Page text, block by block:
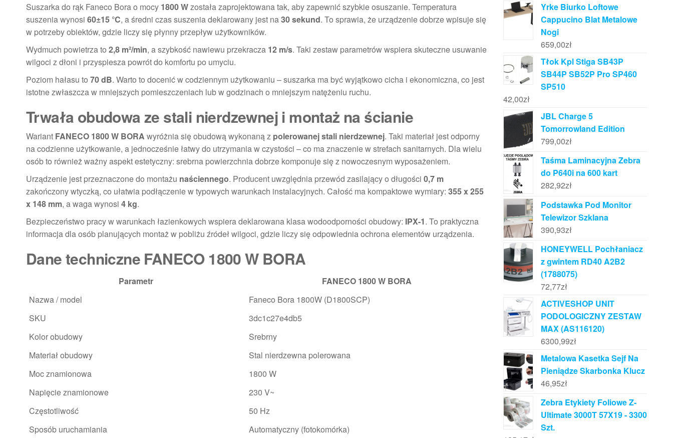
Suszarka do rąk Faneco Bora o mocy 1800 Wzostała zaprojektowana tak, aby zapewnić szybkie osuszanie. Temperatura
suszenia wynosi 60±15 °C, a średni czas suszenia deklarowany jest na30 sekund. To sprawia, że urządzenie dobrze wpisuje się
w potrzeby obiektów, gdzie liczy się płynny przepływ użytkowników.
Wydmuch powietrza to 2,8 m²/min, a szybkość nawiewu przekracza 12 m/s. Taki zestaw parametrów wspiera skuteczne usuwanie
wilgoci z dłoni i przyspiesza powrót do komfortu po umyciu.
Poziom hałasu to 70 dB. Warto to docenić w codziennym użytkowaniu – suszarka ma być wyjątkowo cicha i ekonomiczna, co jest
istotne zwłaszcza w mniejszych pomieszczeniach lub w godzinach o mniejszym natężeniu ruchu.
Trwała obudowa ze stali nierdzewnej i montaż na ścianie
Wariant FANECO 1800 W BORA wyróżnia się obudową wykonaną z polerowanej stali nierdzewnej. Taki materiał jest odporny
na codzienne użytkowanie, a jednocześnie łatwy do utrzymania w czystości – co ma znaczenie w strefach sanitarnych. Dla wielu
osób to również ważny aspekt estetyczny: srebrna powierzchnia dobrze komponuje się z nowoczesnym wyposażeniem.
Urządzenie jest przeznaczone do montażu naściennego. Producent uwzględnia przewód zasilający o długości 0,7 m
zakończony wtyczką, co ułatwia podłączenie w typowych warunkach instalacyjnych. Całość ma kompaktowe wymiary: 355 x 255
x 148 mm, a waga wynosi 4 kg.
Bezpieczeństwo pracy w warunkach łazienkowych wspiera deklarowana klasa wodoodporności obudowy: IPX-1. To praktyczna
informacja dla osób planujących montaż w pobliżu źródeł wilgoci, gdzie liczy się odpowiednia ochrona elementów urządzenia.
Dane techniczne FANECO 1800 W BORA
Parametr
FANECO 1800 W BORA
Nazwa / model
Faneco Bora 1800W (D1800SCP)
SKU
3dc1c27e4db5
Kolor obudowy
Srebrny
Materiał obudowy
Stal nierdzewna polerowana
Moc znamionowa
1800 W
Napięcie znamionowe
230 V~
Częstotliwość
50 Hz
Sposób uruchamiania
Automatyczny (fotokomórka)
Yrke Biurko Loftowe
Cappucino Blat Metalowe
Nogi
659,00zł
Tłok Kpl Stiga SB43P
SB44P SB52P Pro SP460
SP510
42,00zł
JBL Charge 5
Tomorrowland Edition
799,00zł
Taśma Laminacyjna Zebra
do P640i na 600 kart
282,92zł
Podstawka Pod Monitor
Telewizor Szklana
390,93zł
HONEYWELL Pochłaniacz
z gwintem RD40 A2B2
(1788075)
72,77zł
ACTIVESHOP UNIT
PODOLOGICZNY ZESTAW
MAX (AS116120)
6300,99zł
Metalowa Kasetka Sejf Na
Pieniądze Skarbonka Klucz
46,95zł
Zebra Etykiety Foliowe Z-
Ultimate 3000T 57X19 - 3300
Szt.